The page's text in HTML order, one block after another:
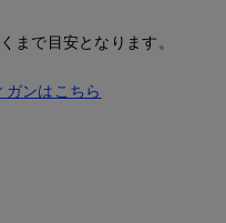
157 cm
まで目安となります。
ガンはこちら